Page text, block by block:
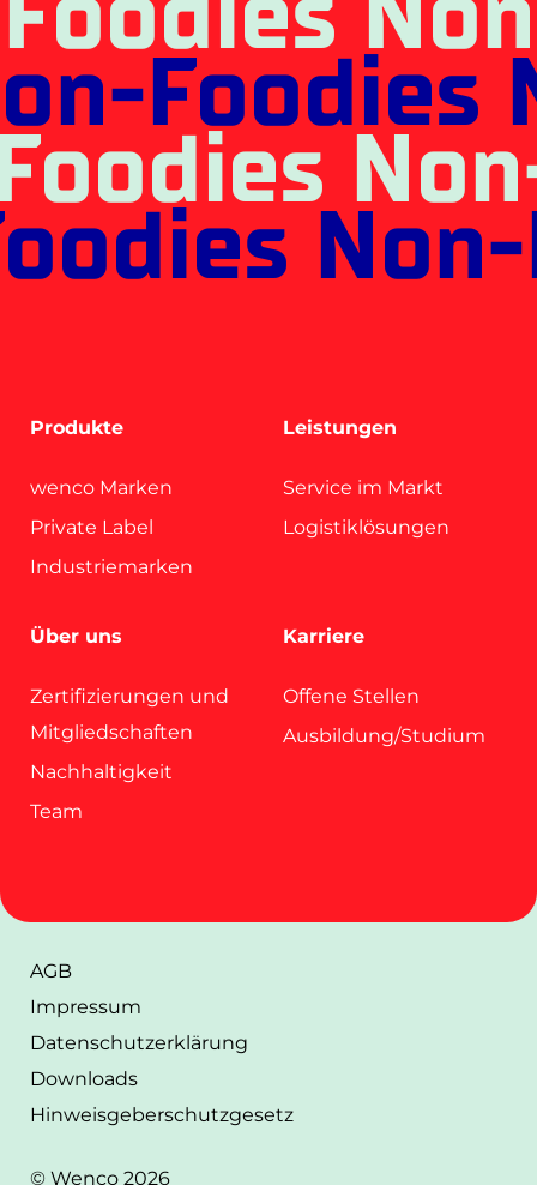
wenco Marken
Private Label
Service im Markt
Zertifizierungen und
Mitgliedschaften
Nachhaltigkeit
Offene Stellen
AGB
Impressum
Datenschutz­erklärung
Downloads